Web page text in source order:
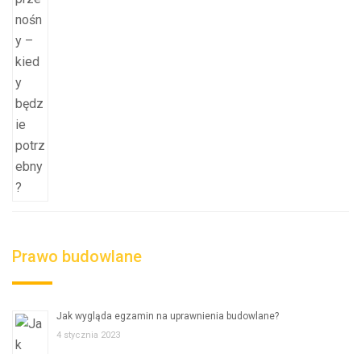
Prawo budowlane
Jak wygląda egzamin na uprawnienia budowlane?
4 stycznia 2023